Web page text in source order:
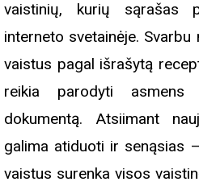
vaistinių, kurių sąrašas
interneto svetainėje.
vaistus pagal išrašytą
reikia parodyti asmens
dokumentą. Atsiimant
galima atiduoti ir senąsias
vaistus surenka visos